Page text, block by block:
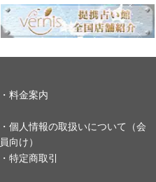
・料金案内
・個人情報の取扱いについて（会
員向け）
・特定商取引